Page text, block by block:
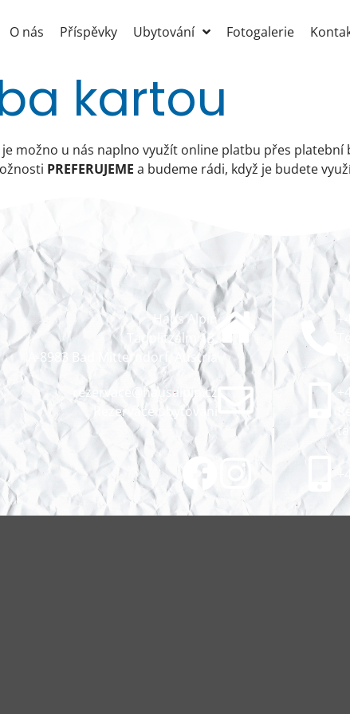
O nás Příspěvky Ubytování Fotogalerie
kartou
je možno u nás naplno využít online platbu přes
PREFERUJEME a budeme rádi, když je budete
Haus Alpin
Tauplitzalm 13,
A-8983 Bad Mitterndorf, Austria
rezervace@hausalpin.cz
Rezervace ubytování